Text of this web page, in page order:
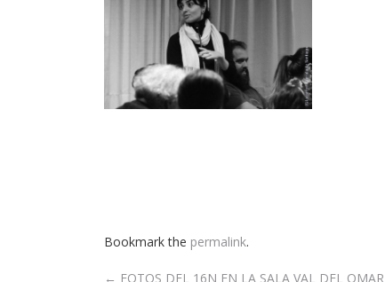
Bookmark the permalink.
← FOTOS DEL 16N EN LA SALA VAL DEL OMAR